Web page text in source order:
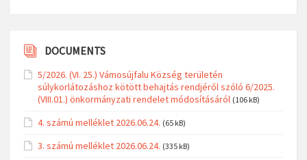
DOCUMENTS
5/2026. (VI. 25.) Vámosújfalu Község területén
súlykorlátozáshoz kötött behajtás rendjéről szóló 6/2025.
(VIII.01.) önkormányzati rendelet módosításáról (106 kB)
4. számú melléklet 2026.06.24. (65 kB)
3. számú melléklet 2026.06.24. (335 kB)